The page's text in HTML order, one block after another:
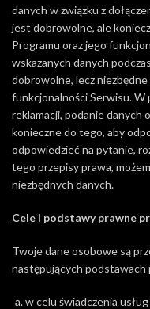
danych w związku z
jest dobrowolne, ale
Programu oraz jego
wskazanych danych
dobrowolne, lecz
funkcjonalności Serwisu. W
reklamacji, podanie danych
konieczne do tego, aby
odpowiedzieć na pytanie,
tego przepisy prawa,
niezbędnych danych.
Cele i podstawy prawne
Twoje dane osobowe są
następujących podstawach
w celu świadczenia